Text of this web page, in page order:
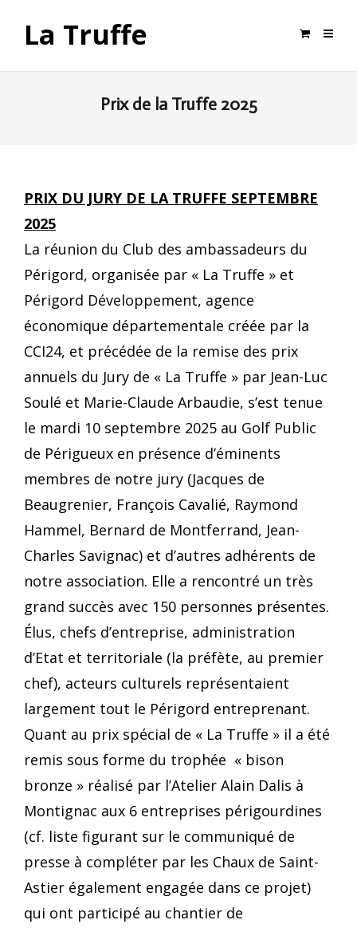
La Truffe
Prix de la Truffe 2025
PRIX DU JURY DE LA TRUFFE SEPTEMBRE
2025
La réunion du Club des ambassadeurs du
Périgord, organisée par « La Truffe » et
Périgord Développement, agence
économique départementale créée par la
CCI24, et précédée de la remise des prix
annuels du Jury de « La Truffe » par Jean-Luc
Soulé et Marie-Claude Arbaudie, s’est tenue
le mardi 10 septembre 2025 au Golf Public
de Périgueux en présence d’éminents
membres de notre jury (Jacques de
Beaugrenier, François Cavalié, Raymond
Hammel, Bernard de Montferrand, Jean-
Charles Savignac) et d’autres adhérents de
notre association. Elle a rencontré un très
grand succès avec 150 personnes présentes.
Élus, chefs d’entreprise, administration
d’Etat et territoriale (la préfète, au premier
chef), acteurs culturels représentaient
largement tout le Périgord entreprenant.
Quant au prix spécial de « La Truffe » il a été
remis sous forme du trophée « bison
bronze » réalisé par l’Atelier Alain Dalis à
Montignac aux 6 entreprises périgourdines
(cf. liste figurant sur le communiqué de
presse à compléter par les Chaux de Saint-
Astier également engagée dans ce projet)
qui ont participé au chantier de